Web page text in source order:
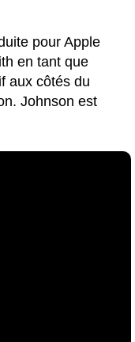
pour Apple
en tant que
aux côtés du
Johnson est